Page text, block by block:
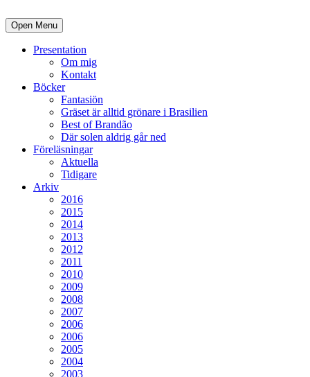
Open Menu
Presentation
Om mig
Kontakt
Böcker
Fantasiön
Gräset är alltid grönare i Brasilien
Best of Brandão
Där solen aldrig går ned
Föreläsningar
Aktuella
Tidigare
Arkiv
2016
2015
2014
2013
2012
2011
2010
2009
2008
2007
2006
2006
2005
2004
2003